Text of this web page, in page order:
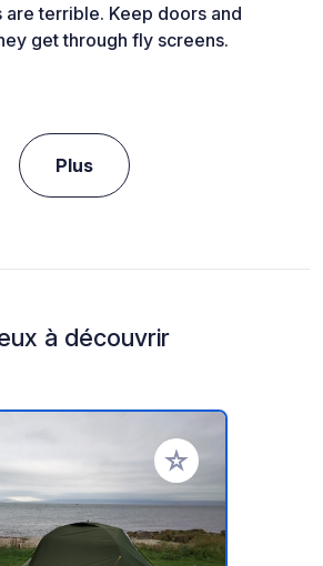
terrible. Keep doors and
get through fly screens.
Plus
à découvrir
Ajouter à vos